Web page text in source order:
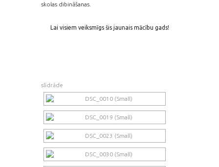
skolas dibināšanas.
Lai visiem veiksmīgs šis jaunais mācību gads!
slīdrāde